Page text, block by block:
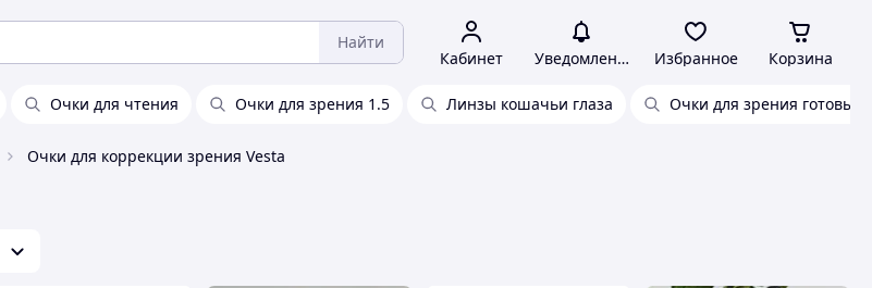
Найти
Кабинет Уведомления Избранное Корзина
Очки для чтения Очки для зрения 1.5 Линзы кошачьи глаза Очки для зрения готовые
Очки для коррекции зрения Vesta